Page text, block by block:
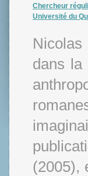
Chercheur
Université du
dans la
(2005),